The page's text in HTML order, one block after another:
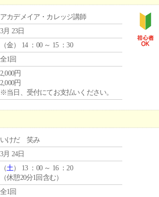
アカデメイア・カレッジ講師
3月 23日
（金） 14 ：00 ～ 15 ：30
全1回
2,000円
2,000円
※当日、受付にてお支払いください。
いけだ 笑み
3月 24日
（土） 13 ：00 ～ 16 ：20
（休憩20分1回含む）
全1回